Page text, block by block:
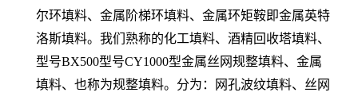
尔环填料、金属阶梯环填料、金属环矩鞍即金属英特
洛斯填料。我们熟称的化工填料、酒精回收塔填料、
型号BX500型号CY1000型金属丝网规整填料、金属
填料、也称为规整填料。分为：网孔波纹填料、丝网